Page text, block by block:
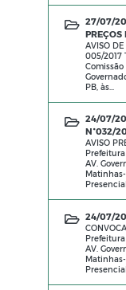
27/07/
AVISO DE
005/2017
PB, às...
24/07/
N°032/
AVISO
AV.
Presencial
24/07/
AV.
Presencial